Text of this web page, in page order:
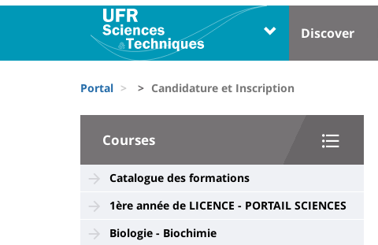
Université
Block
liste
des
composantes
Menu
principal
Discover
d'Ariane
Portal Candidature et Inscription
University
Sidebar
Courses
Catalogue des formations
1ère année de LICENCE - PORTAIL SCIENCES
Biologie - Biochimie